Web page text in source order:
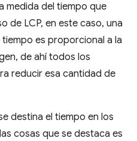
medida del tiempo que
de LCP, en este caso, una
es proporcional a la
de ahí todos los
reducir esa cantidad de
destina el tiempo en los
cosas que se destaca es